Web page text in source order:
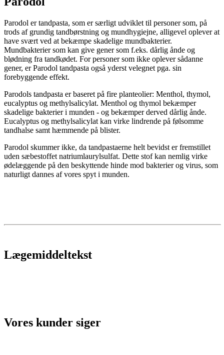
Parodol er tandpasta, som er særligt udviklet til personer som, på
trods af grundig tandbørstning og mundhygiejne, alligevel oplever at
have svært ved at bekæmpe skadelige mundbakterier.
Mundbakterier som kan give gener som f.eks. dårlig ånde og
blødning fra tandkødet. For personer som ikke oplever sådanne
gener, er Parodol tandpasta også yderst velegnet pga. sin
forebyggende effekt.
Parodols tandpasta er baseret på fire planteolier: Menthol, thymol,
eucalyptus og methylsalicylat. Menthol og thymol bekæmper
skadelige bakterier i munden - og bekæmper derved dårlig ånde.
Eucalyptus og methylsalicylat kan virke lindrende på følsomme
tandhalse samt hæmmende på blister.
Parodol skummer ikke, da tandpastaerne helt bevidst er fremstillet
uden sæbestoffet natriumlaurylsulfat. Dette stof kan nemlig virke
ødelæggende på den beskyttende hinde mod bakterier og virus, som
naturligt dannes af vores spyt i munden.
Lægemiddeltekst
Vores kunder siger